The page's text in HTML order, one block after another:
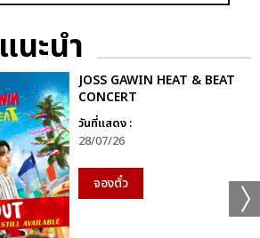
แนะนำ
JOSS GAWIN HEAT & BEAT
CONCERT
วันที่แสดง :
28/07/26
จองตั๋ว